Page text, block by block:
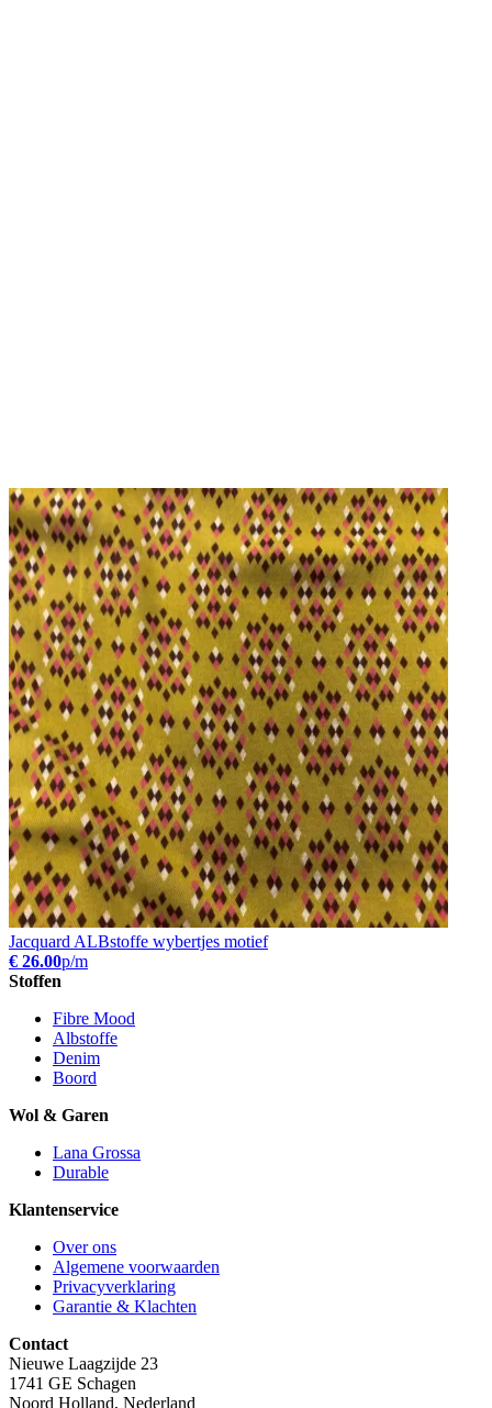
Jacquard ALBstoffe wybertjes motief
€ 26.00p/m
Stoffen
Fibre Mood
Albstoffe
Denim
Boord
Wol & Garen
Lana Grossa
Durable
Klantenservice
Over ons
Algemene voorwaarden
Privacyverklaring
Garantie & Klachten
Contact
Nieuwe Laagzijde 23
1741 GE Schagen
Noord Holland, Nederland